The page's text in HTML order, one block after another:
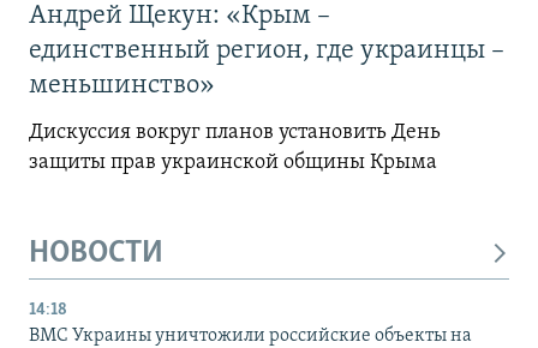
Андрей Щекун: «Крым –
единственный регион, где украинцы –
меньшинство»
Дискуссия вокруг планов установить День
защиты прав украинской общины Крыма
НОВОСТИ
14:18
ВМС Украины уничтожили российские объекты на